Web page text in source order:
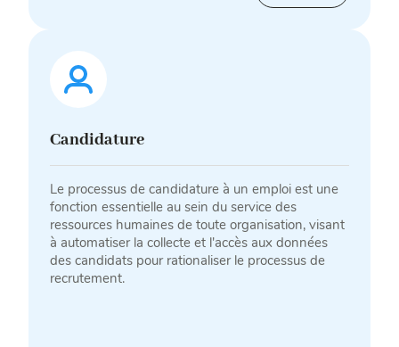
Candidature
Le processus de candidature à un emploi est une
fonction essentielle au sein du service des
ressources humaines de toute organisation, visant
à automatiser la collecte et l'accès aux données
des candidats pour rationaliser le processus de
recrutement.